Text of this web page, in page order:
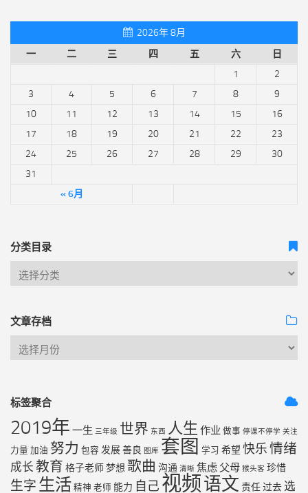
2026年 8月
一
二 三 四 五 六 日
« 6月
1
2
3
4 5 6 7 8
9
10
11 12 13 14 15
16
17
18 19 20 21 22
23
24
25 26 27 28 29
30
31
分类目录
文章存档
标签聚合
2019年 一生 三年级 世界 东西 人生 作业 做事 停课不停学 关注
力量 加油 努力 包容 发展善良 图库 套图 学习 希望 快乐情绪
成长 教育 格子老师梦想 歌曲 沟通 清晰 焦虑 父母 猴头客 珍惜
生字 生活 精神 老师 能力 自己 视频语文 责任过去 选